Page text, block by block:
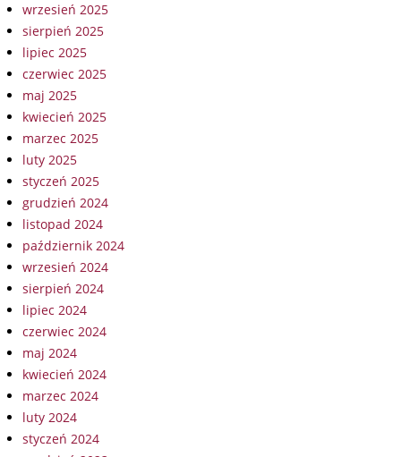
wrzesień 2025
sierpień 2025
lipiec 2025
czerwiec 2025
maj 2025
kwiecień 2025
marzec 2025
luty 2025
styczeń 2025
grudzień 2024
listopad 2024
październik 2024
wrzesień 2024
sierpień 2024
lipiec 2024
czerwiec 2024
maj 2024
kwiecień 2024
marzec 2024
luty 2024
styczeń 2024